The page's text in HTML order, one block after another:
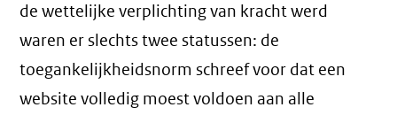
de wettelijke verplichting van kracht werd
waren er slechts twee statussen: de
toegankelijkheidsnorm schreef voor dat een
website volledig moest voldoen aan alle